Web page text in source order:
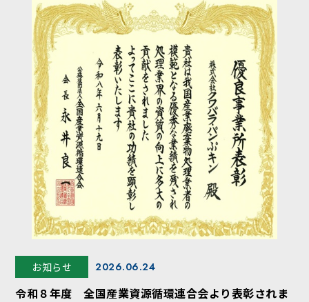
お知らせ 2026.06.24
令和８年度 全国産業資源循環連合会より表彰されま